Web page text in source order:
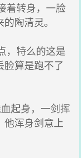
着转身，一脸
陶清灵。
，特么的这是
算是跑不了
起身，一剑挥
他浑身剑意上